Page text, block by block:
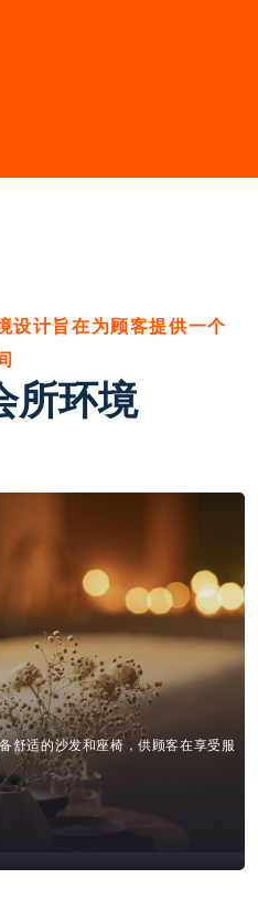
设计旨在为顾客提供一个
所环境
使用柔和的色调和温馨的照明，营造
格